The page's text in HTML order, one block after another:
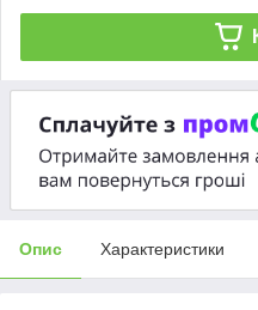
Опис Характеристики